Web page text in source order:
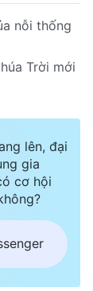
nỗi thống
Trời mới
lên, đại
gia
cơ hội